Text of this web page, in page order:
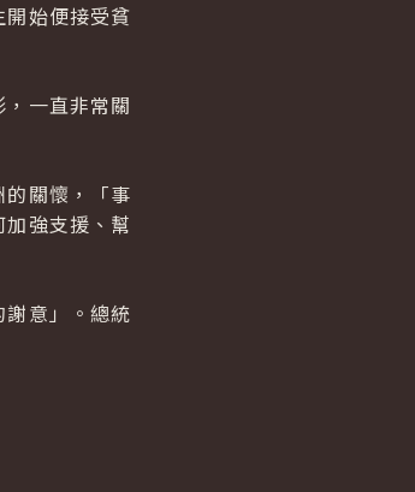
始便接受貧
一直非常關
關懷，「事
強支援、幫
意」。總統